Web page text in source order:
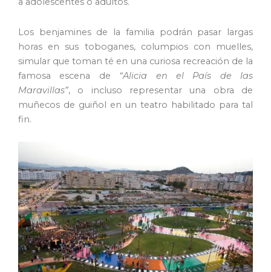
Los benjamines de la familia podrán pasar largas
horas en sus toboganes, columpios con muelles,
simular que toman té en una curiosa recreación de la
famosa escena de “Alicia en el País de las
Maravillas”, o incluso representar una obra de
muñecos de guiñol en un teatro habilitado para tal
fin.